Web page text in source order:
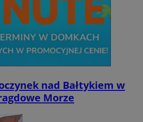
nad Bałtykiem w
Morze